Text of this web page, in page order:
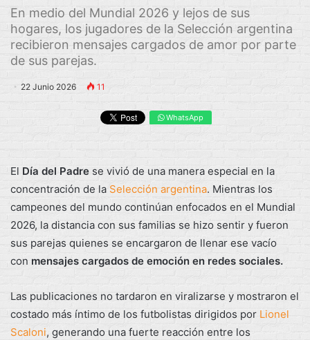
En medio del Mundial 2026 y lejos de sus
hogares, los jugadores de la Selección argentina
recibieron mensajes cargados de amor por parte
de sus parejas.
22 Junio 2026 11
WhatsApp
El Día del Padre se vivió de una manera especial en la
concentración de la Selección argentina. Mientras los
campeones del mundo continúan enfocados en el Mundial
2026, la distancia con sus familias se hizo sentir y fueron
sus parejas quienes se encargaron de llenar ese vacío
con mensajes cargados de emoción en redes sociales.
Las publicaciones no tardaron en viralizarse y mostraron el
costado más íntimo de los futbolistas dirigidos por Lionel
Scaloni, generando una fuerte reacción entre los